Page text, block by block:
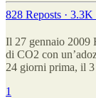
828 Reposts · 3.3K
Il 27 gennaio 2009
di CO2 con
24 giorni prima, il
1